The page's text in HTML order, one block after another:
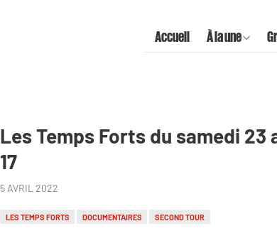
Accueil À la une
Les Temps Forts du samedi
17
5 AVRIL 2022
LES TEMPS FORTS DOCUMENTAIRES SECOND TOUR